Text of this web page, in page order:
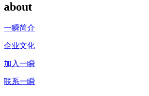
about
一瞬简介
企业文化
加入一瞬
联系一瞬